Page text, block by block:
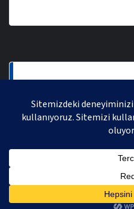
AVRASYA VOLEYBOL LIGI 2021 | AVRASYA
TÜM